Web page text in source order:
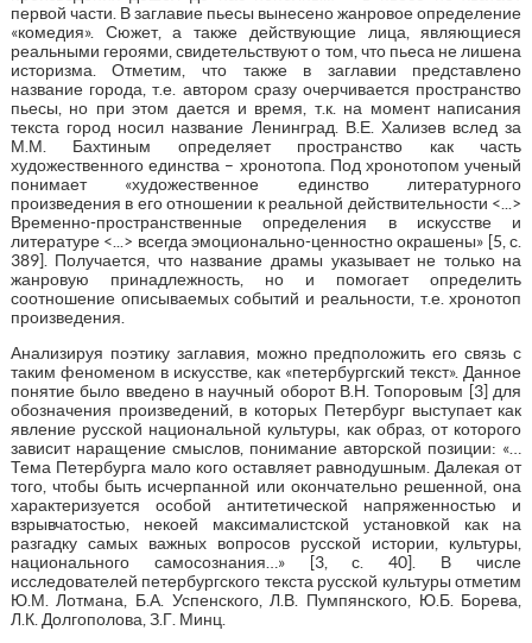
первой части. В заглавие пьесы вынесено жанровое определение
«комедия». Сюжет, а также действующие лица, являющиеся
реальными героями, свидетельствуют о том, что пьеса не лишена
историзма. Отметим, что также в заглавии представлено
название города, т.е. автором сразу очерчивается пространство
пьесы, но при этом дается и время, т.к. на момент написания
текста город носил название Ленинград. В.Е. Хализев вслед за
М.М. Бахтиным определяет пространство как часть
художественного единства – хронотопа. Под хронотопом ученый
понимает «художественное единство литературного
произведения в его отношении к реальной действительности <...>
Временно-пространственные определения в искусстве и
литературе <...> всегда эмоционально-ценностно окрашены» [5, с.
389]. Получается, что название драмы указывает не только на
жанровую принадлежность, но и помогает определить
соотношение описываемых событий и реальности, т.е. хронотоп
произведения.
Анализируя поэтику заглавия, можно предположить его связь с
таким феноменом в искусстве, как «петербургский текст». Данное
понятие было введено в научный оборот В.Н. Топоровым [3] для
обозначения произведений, в которых Петербург выступает как
явление русской национальной культуры, как образ, от которого
зависит наращение смыслов, понимание авторской позиции: «…
Тема Петербурга мало кого оставляет равнодушным. Далекая от
того, чтобы быть исчерпанной или окончательно решенной, она
характеризуется особой антитетической напряженностью и
взрывчатостью, некоей максималистской установкой как на
разгадку самых важных вопросов русской истории, культуры,
национального самосознания…» [3, с. 40]. В числе
исследователей петербургского текста русской культуры отметим
Ю.М. Лотмана, Б.А. Успенского, Л.В. Пумпянского, Ю.Б. Борева,
Л.К. Долгополова, З.Г. Минц.